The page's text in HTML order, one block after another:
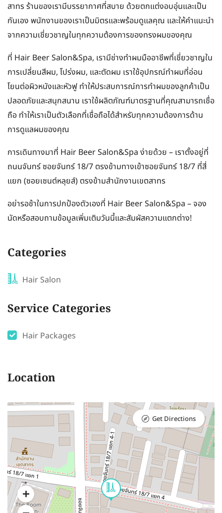
สาทร ร้านของเรามีบรรยากาศที่สบาย ด้วยตกแต่งอบอุ่นและเป็น
กันเอง พนักงานของเราเป็นมิตรและพร้อมดูแลคุณ และให้คำแนะนำ
จากความเชี่ยวชาญในทุกความต้องการของทรงผมของคุณ
ที่ Hair Beer Salon&Spa, เรามีช่างทำผมมืออาชีพที่เชี่ยวชาญใน
การเปลี่ยนสีผม, โปร่งผม, และตัดผม เราใช้อุปกรณ์ทำผมที่อ่อน
โยนต่อผิวหนังและหัวฟู ทำให้ประสบการณ์การทำผมของลูกค้าเป็น
ปลอดภัยและสนุกสนาน เราใช้ผลิตภัณฑ์มาตรฐานที่คุณสามารถเชื่อ
ถือ ทำให้เราเป็นตัวเลือกที่เชื่อถือได้สำหรับทุกความต้องการด้าน
การดูแลผมของคุณ
การเดินทางมาที่ Hair Beer Salon&Spa ง่ายด้วย – เราตั้งอยู่ที่
ถนนจันทร์ ซอยจันทร์ 18/7 ตรงข้ามทางเข้าซอยจันทร์ 18/7 ที่สี่
แยก (ซอยเซนต์หลุยส์) ตรงข้ามสำนักงานเขตสาทร
อย่ารอช้าในการปกป้องตัวเองที่ Hair Beer Salon&Spa – จอง
นัดหรือสอบถามข้อมูลเพิ่มเติมวันนี้และสัมผัสความแตกต่าง!
Categories
Hair Salon
Service Categories
Hair Packages
Location
Get Directions